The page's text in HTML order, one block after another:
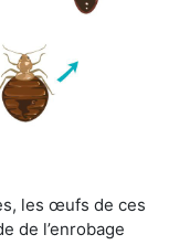
les œufs de ces
de l’enrobage